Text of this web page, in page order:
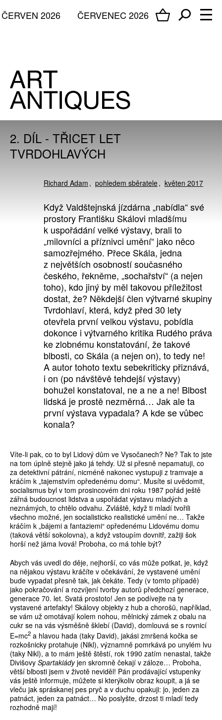
ČERVENEC 2026
ČERVEN 2026
2. DÍL - TŘICET LET
TVRDOHLAVÝCH
Richard Adam pohledem sběratele květen 2017
Když Valdštejnská jízdárna „nabídla“ své
prostory Františku Skálovi mladšímu
k uspořádání velké výstavy, brali to
„milovníci a příznivci umění“ jako něco
samozřejmého. Přece Skála, jedna
z největších osobností současného
českého, řekněme, „sochařství“ (a nejen
toho), kdo jiný by měl takovou příležitost
dostat, že? Někdejší člen výtvarné skupiny
Tvrdohlaví, která, když před 30 lety
otevřela první velkou výstavu, pobídla
dokonce i výtvarného kritika Rudého práva
ke zlobnému konstatování, že takové
blbosti, co Skála (a nejen on), to tedy ne!
A autor tohoto textu sebekriticky přiznává,
i on (po návštěvě tehdejší výstavy)
bohužel konstatoval, ne a ne a ne! Blbost
lidská je prostě nezměrná… Jak ale ta
první výstava vypadala? A kde se vůbec
konala?
Víte-li pak, co to byl Lidový dům ve Vysočanech? Ne? Tak to jste
na tom úplně stejně jako já tehdy. Už si přesně nepamatuji, co
za detektivní pátrání, nicméně nakonec vystupuji z tramvaje a
kráčím k „tajemstvím opředenému domu“. Musíte si uvědomit,
socialismus byl v tom prosincovém dni roku 1987 pořád ještě
zářná budoucnost lidstva a uspořádat výstavu mladých a
neznámých, to chtělo odvahu. Zvláště, když ti mladí tvořili
všechno možné, jen socialisticko realistické umění ne… Takže
kráčím k „bájemi a fantaziemi“ opředenému Lidovému domu
(taková větší sokolovna), a když vstoupím dovnitř, zažiji šok
horší než jáma lvová! Proboha, co má tohle být?
Abych vás uvedl do děje, nejhorší, co vás může potkat, je, když
na nějakou výstavu kráčíte v očekávání, že vystavené umění
bude vypadat přesně tak, jak čekáte. Tedy (v tomto případě)
jako pokračování a rozvíjení tvorby autorů předchozí generace,
generace 70. let. Svatá prostoto! Jen se podívejte na ty
vystavené artefakty! Skálovy objekty z hub a chorošů, například,
se vám už omotávají kolem nohou, mělnický zámek z obalu na
cukr se na vás výsměšně šklebí (David), domlouvá se s rovnicí
E=mc2 a hlavou hada (taky David), jakási zmršená kočka se
rozkošnicky protahuje (Nikl), významně pomrkává po unylém lvu
(taky Nikl), a to mám ještě štěstí, rok 1990 zatím nenastal, takže
Divišovy Spartakiádyjen skromně čekají v záloze… Proboha,
větší blbosti jsem v životě neviděl! Pán prodávající vstupenky
vás ještě informuje, můžete si kterýkoliv obraz koupit, a já se
vleču jak spráskanej pes pryč a v duchu opakuji: jo, jeden za
patnáct, jeden za patnáct… No poslyšte, drzost ti mladí tedy
rozhodně mají!